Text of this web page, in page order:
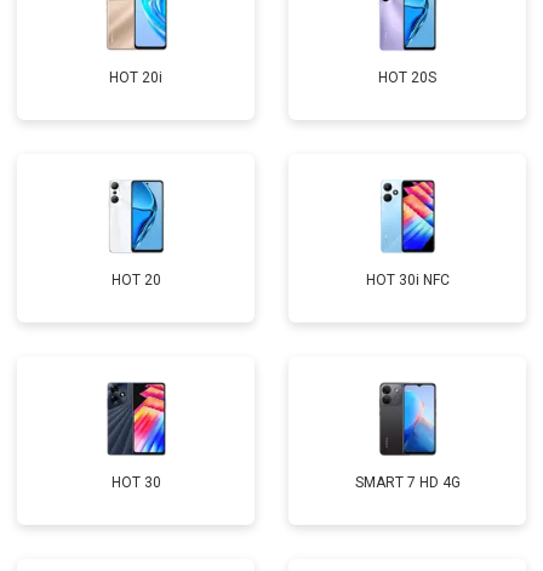
HOT 20i HOT 20S
HOT 20 HOT 30i NFC
HOT 30 SMART 7 HD 4G